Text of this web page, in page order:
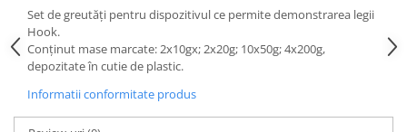
Table Interactive
Display-uri Interactive
Accesorii/Standuri
Videoproiectoare si Echipamente IT
Videoproiectoare
Set de greutăţi pentru dispozitivul ce permite demonstrarea legii
Hook.
Conţinut mase marcate: 2x10gx; 2x20g; 10x50g; 4x200g,
depozitate în cutie de plastic.
Informatii conformitate produs